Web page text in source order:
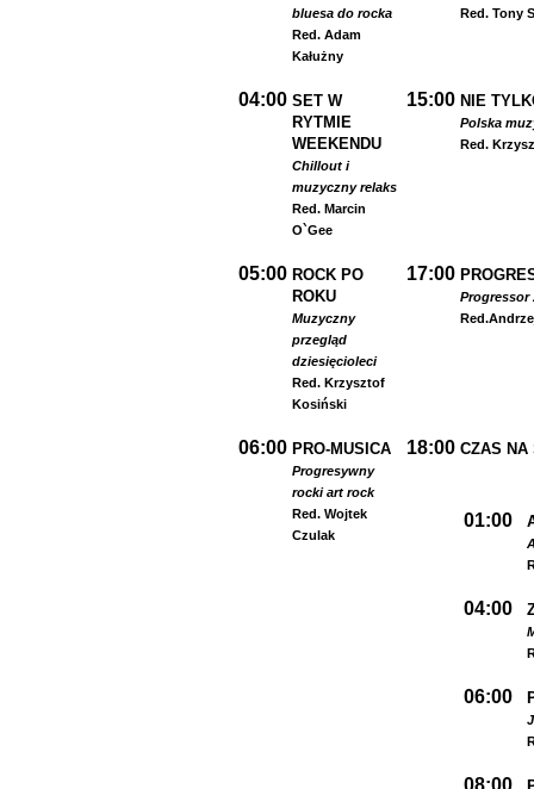
bluesa do rocka
Red. Adam
Kałużny
Red. Tony
04:00 SET W
RYTMIE
WEEKENDU
Chillout i
muzyczny relaks
Red. Marcin
O`Gee
15:00 NIE
Polska
Red.
05:00 ROCK PO
ROKU
Muzyczny
przegląd
dziesięcioleci
Red. Krzysztof
Kosiński
17:00
Progressor
Red.
06:00 PRO-MUSICA
Progresywny
rocki art rock
Red. Wojtek
Czulak
18:00 CZAS NA
01:00
04:00
06:00
08:00